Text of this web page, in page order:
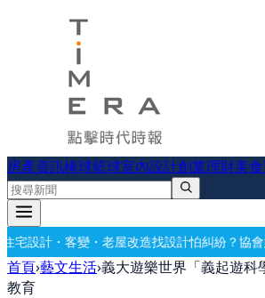
房產資訊棒球籃球室內設計創業理財美食
造找設計怕糾紛？協會媒合合格設計師，設計
首頁›藝文生活›義大遊樂世界「義起遊科
教育